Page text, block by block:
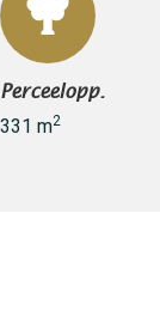
Perceelopp.
331 m2